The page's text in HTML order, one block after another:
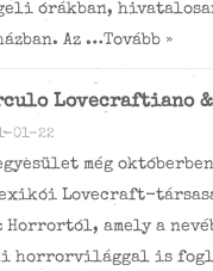
órákban,
Az …Tovább »
Lovecraftiano
01-22
még
Lovecraft-
Horrortól, amely a
horrorvilággal is